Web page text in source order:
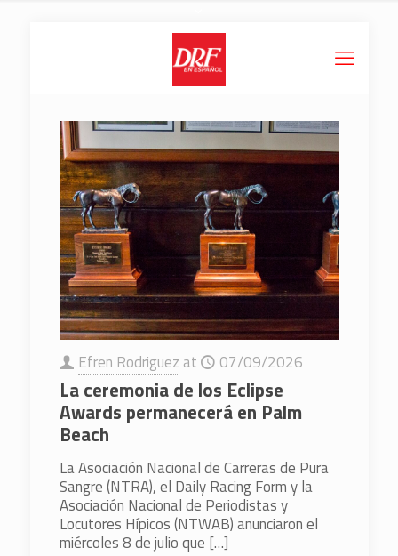
Efren Rodriguez at 07/09/2026
La ceremonia de los Eclipse
Awards permanecerá en Palm
Beach
La Asociación Nacional de Carreras de Pura
Sangre (NTRA), el Daily Racing Form y la
Asociación Nacional de Periodistas y
Locutores Hípicos (NTWAB) anunciaron el
miércoles 8 de julio que […]